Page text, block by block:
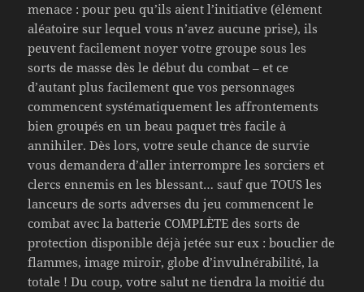
menace : pour peu qu’ils aient l’initiative (élément
aléatoire sur lequel vous n’avez aucune prise), ils
peuvent facilement noyer votre groupe sous les
sorts de masse dès le début du combat – et ce
d’autant plus facilement que vos personnages
commencent systématiquement les affrontements
bien groupés en un beau paquet très facile à
annihiler. Dès lors, votre seule chance de survie
vous demandera d’aller interrompre les sorciers et
clercs ennemis en les blessant… sauf que TOUS les
lanceurs de sorts adverses du jeu commencent le
combat avec la batterie COMPLÈTE des sorts de
protection disponible déjà jetée sur eux : bouclier de
flammes, image miroir, globe d’invulnérabilité, la
totale ! Du coup, votre salut ne tiendra la moitié du